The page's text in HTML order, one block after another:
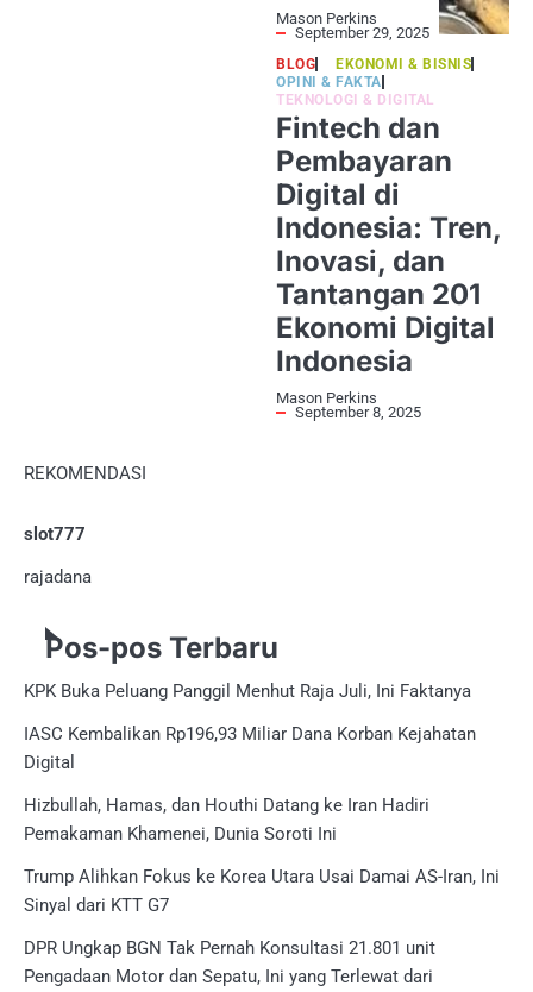
Mason Perkins
September 29, 2025
Fintech dan
Pembayaran
Digital di
Indonesia: Tren,
Inovasi, dan
Tantangan 201
Ekonomi Digital
Indonesia
BLOG
EKONOMI & BISNIS
OPINI & FAKTA
TEKNOLOGI & DIGITAL
Mason Perkins
September 8, 2025
REKOMENDASI
slot777
rajadana
Pos-pos Terbaru
KPK Buka Peluang Panggil Menhut Raja Juli, Ini Faktanya
IASC Kembalikan Rp196,93 Miliar Dana Korban Kejahatan
Digital
Hizbullah, Hamas, dan Houthi Datang ke Iran Hadiri
Pemakaman Khamenei, Dunia Soroti Ini
Trump Alihkan Fokus ke Korea Utara Usai Damai AS-Iran, Ini
Sinyal dari KTT G7
DPR Ungkap BGN Tak Pernah Konsultasi 21.801 unit
Pengadaan Motor dan Sepatu, Ini yang Terlewat dari